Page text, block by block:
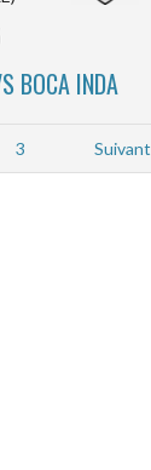
BOCA INDA
3 Suivant